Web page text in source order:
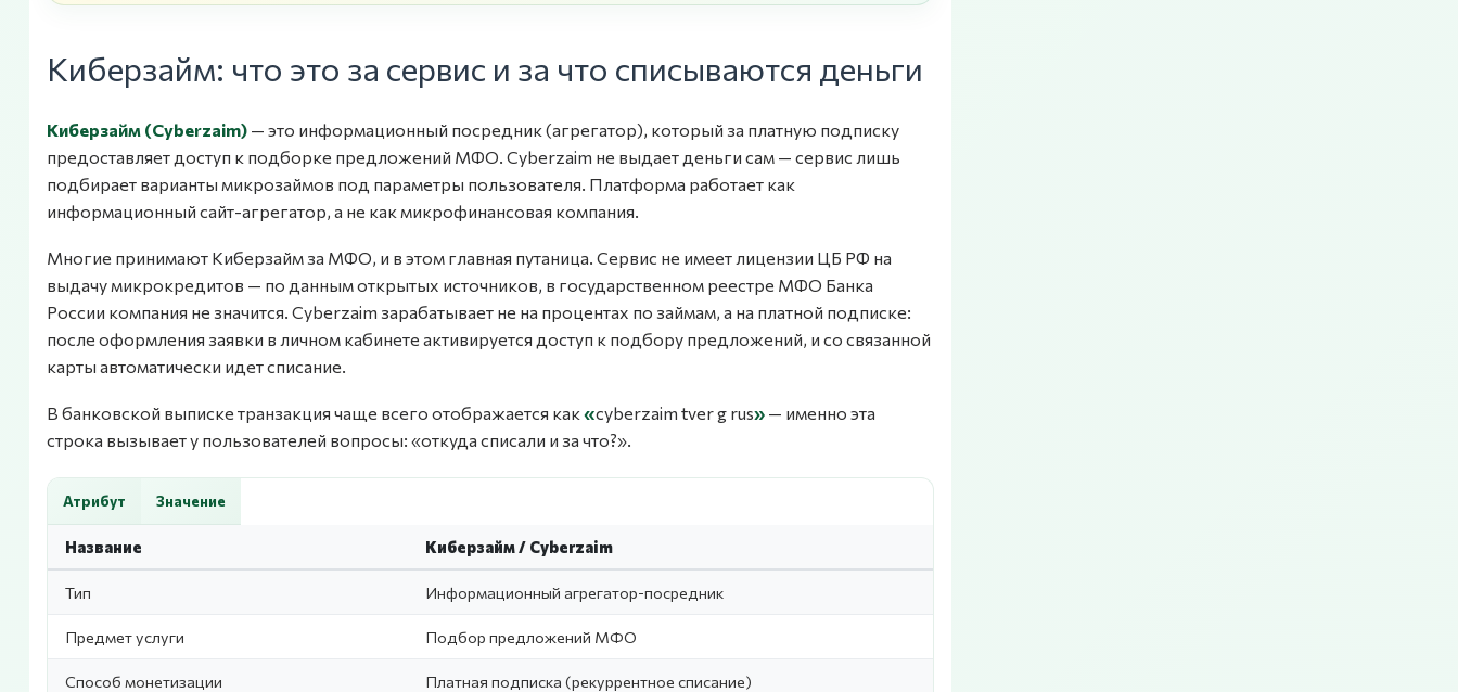
Киберзайм: что это за сервис и за что списываются деньги
Киберзайм (Cyberzaim) — это информационный посредник (агрегатор), который за платную подписку
предоставляет доступ к подборке предложений МФО. Cyberzaim не выдает деньги сам — сервис лишь
подбирает варианты микрозаймов под параметры пользователя. Платформа работает как
информационный сайт-агрегатор, а не как микрофинансовая компания.
Многие принимают Киберзайм за МФО, и в этом главная путаница. Сервис не имеет лицензии ЦБ РФ на
выдачу микрокредитов — по данным открытых источников, в государственном реестре МФО Банка
России компания не значится. Cyberzaim зарабатывает не на процентах по займам, а на платной подписке:
после оформления заявки в личном кабинете активируется доступ к подбору предложений, и со связанной
карты автоматически идет списание.
В банковской выписке транзакция чаще всего отображается как«cyberzaim tver g rus» — именно эта
строка вызывает у пользователей вопросы: «откуда списали и за что?».
Атрибут Значение
Название Киберзайм / Cyberzaim
Тип Информационный агрегатор-посредник
Предмет услуги Подбор предложений МФО
Способ монетизации Платная подписка (рекуррентное списание)